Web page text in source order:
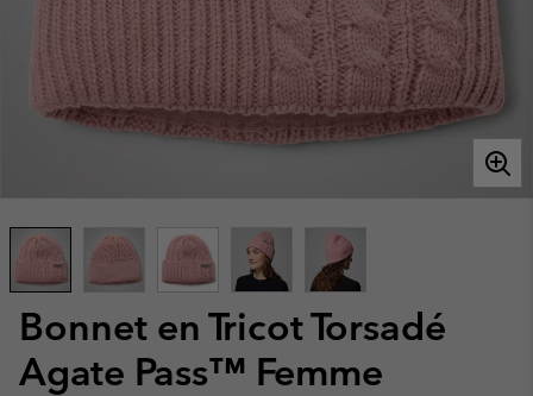
Bonnet en Tricot Torsadé
Agate Pass™ Femme